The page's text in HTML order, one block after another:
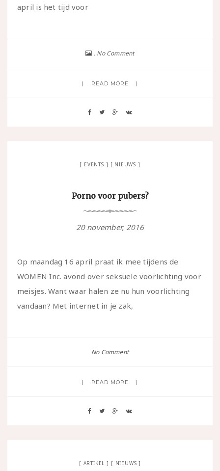
april is het tijd voor
No Comment
READ MORE
EVENTS NIEUWS
Porno voor pubers?
20 november, 2016
Op maandag 16 april praat ik mee tijdens de
WOMEN Inc. avond over seksuele voorlichting voor
meisjes. Want waar halen ze nu hun voorlichting
vandaan? Met internet in je zak,
No Comment
READ MORE
ARTIKEL NIEUWS